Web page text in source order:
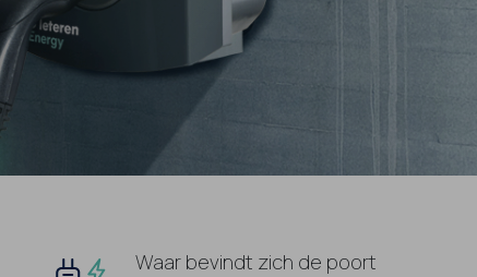
Waar bevindt zich de poort